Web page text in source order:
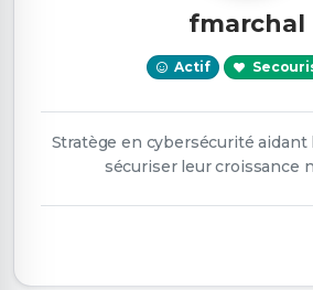
fmarchal
Actif
Stratège en cybersécurité
sécuriser leur croissance